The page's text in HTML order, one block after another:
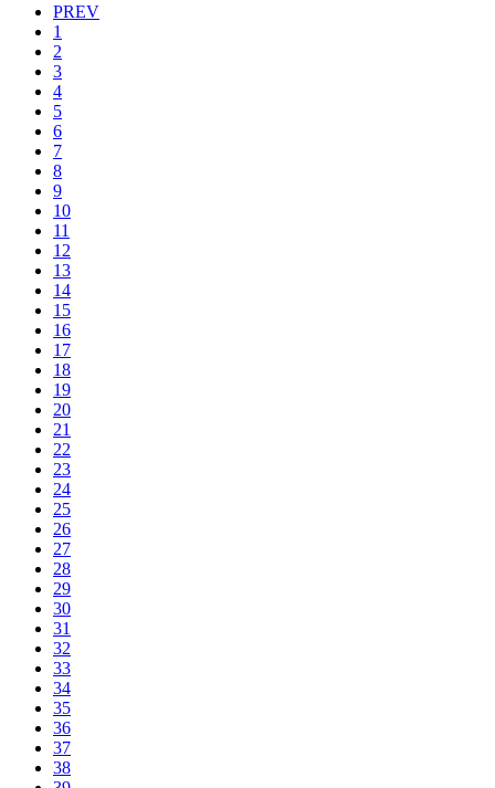
PREV
1
2
3
4
5
6
7
8
9
10
11
12
13
14
15
16
17
18
19
20
21
22
23
24
25
26
27
28
29
30
31
32
33
34
35
36
37
38